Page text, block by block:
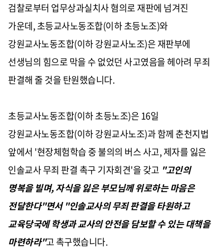
검찰로부터 업무상과실치사 혐의로 재판에 넘겨진
가운데, 초등교사노동조합(이하 초등노조)와
강원교사노동조합(이하 강원교사노조)은 재판부에
선생님의 힘으로 막을 수 없었던 사고였음을 헤아려 무죄
판결해 줄 것을 탄원했습니다.
초등교사노동조합(이하 초등노조)은 16일
강원교사노동조합(이하 강원교사노조)과 함께 춘천지법
앞에서 '현장체험학습 중 불의의 버스 사고, 제자를 잃은
인솔교사 무죄 판결 촉구 기자회견'을 갖고 "고인의
명복을 빌며, 자식을 잃은 부모님께 위로하는 마음은
전달한다"면서 "인솔교사의 무죄 판결을 타원하고
교육당국에 학생과 교사의 안전을 담보할 수 있는 대책을
마련하라"고 촉구했습니다.